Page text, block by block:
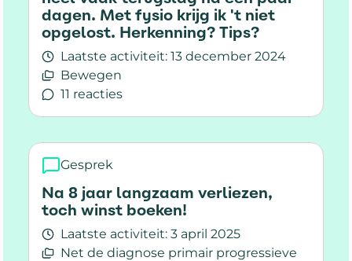
dagen. Met fysio krijg ik 't niet
opgelost. Herkenning? Tips?
Laatste activiteit: 13 december 2024
Bewegen
11 reacties
Lees meer over Mobiliteit is prima, maar ik
Gesprek
Na 8 jaar langzaam verliezen,
toch winst boeken!
Laatste activiteit: 3 april 2025
Net de diagnose primair progressieve